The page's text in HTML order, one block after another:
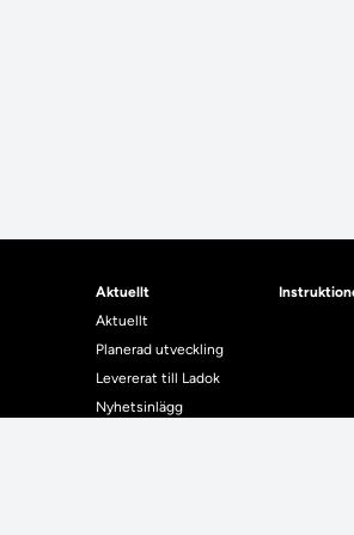
Aktuellt
Aktuellt
Planerad utveckling
Levererat till Ladok
Nyhetsinlägg